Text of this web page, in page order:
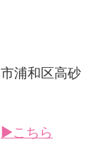
浦和区高砂
▶こちら